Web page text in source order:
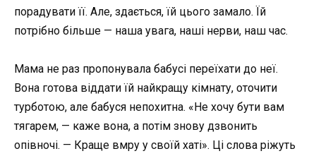
порадувати її. Але, здається, їй цього замало. Їй
потрібно більше — наша увага, наші нерви, наш час.
Мама не раз пропонувала бабусі переїхати до неї.
Вона готова віддати їй найкращу кімнату, оточити
турботою, але бабуся непохитна. «Не хочу бути вам
тягарем, — каже вона, а потім знову дзвонить
опівночі. — Краще вмру у своїй хаті». Ці слова ріжуть